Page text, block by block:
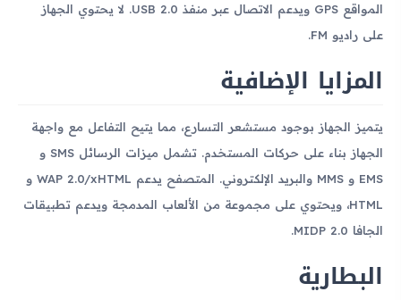
المواقع GPS ويدعم الاتصال عبر منفذ USB 2.0. لا يحتوي الجهاز
على راديو FM.
المزايا الإضافية
يتميز الجهاز بوجود مستشعر التسارع، مما يتيح التفاعل مع واجهة
الجهاز بناء على حركات المستخدم. تشمل ميزات الرسائل SMS و
EMS و MMS والبريد الإلكتروني. المتصفح يدعم WAP 2.0/xHTML و
HTML، ويحتوي على مجموعة من الألعاب المدمجة ويدعم تطبيقات
الجافا MIDP 2.0.
البطارية